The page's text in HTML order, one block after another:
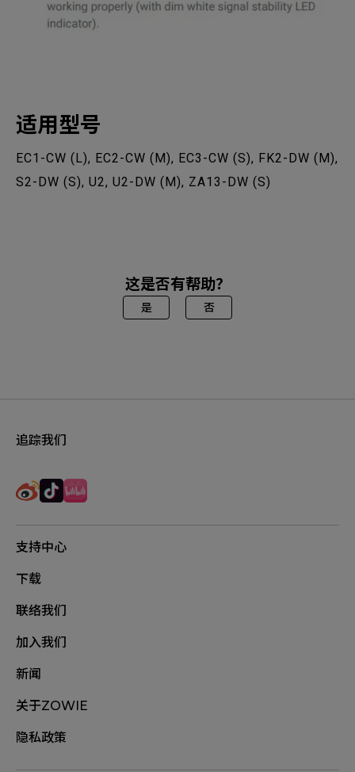
适用型号
EC1-CW (L), EC2-CW (M), EC3-CW (S), FK2-DW (M),
S2-DW (S), U2, U2-DW (M), ZA13-DW (S)
这是否有帮助？
是 否
追踪我们
支持中心
下载
联络我们
加入我们
新闻
关于ZOWIE
隐私政策